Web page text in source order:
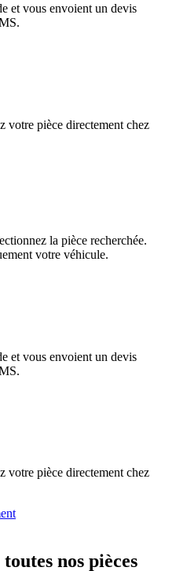
et vous envoient un devis
votre pièce directement chez
la pièce recherchée.
votre véhicule.
et vous envoient un devis
votre pièce directement chez
nos pièces